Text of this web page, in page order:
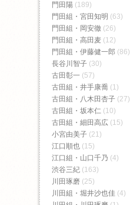
門田陽 (189)
門田組・宮田知明 (63)
門田組・岡安徹 (26)
門田組・高田麦 (12)
門田組・伊藤健一郎 (86)
長谷川智子 (30)
古田彰一 (57)
古田組・井手康喬 (1)
古田組・八木田杏子 (27)
古田組・坂本仁 (10)
古田組・細田高広 (15)
小宮由美子 (21)
江口順也 (15)
江口組・山口千乃 (4)
渋谷三紀 (163)
川田琢磨 (25)
川田組・堀井沙也佳 (4)